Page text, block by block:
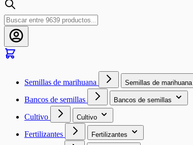
Semillas de marihuana Semillas de marihuana
Bancos de semillas Bancos de semillas
Cultivo Cultivo
Fertilizantes Fertilizantes